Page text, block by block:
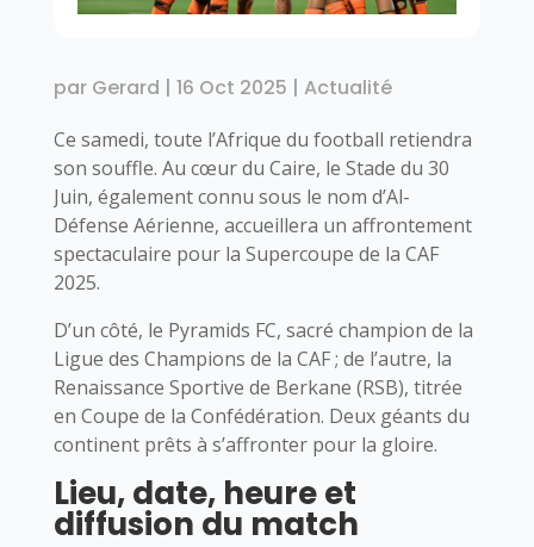
par Gerard | 16 Oct 2025 | Actualité
Ce samedi, toute l’Afrique du football retiendra
son souffle. Au cœur du Caire, le Stade du 30
Juin, également connu sous le nom d’Al-
Défense Aérienne, accueillera un affrontement
spectaculaire pour la Supercoupe de la CAF
2025.
D’un côté, le Pyramids FC, sacré champion de la
Ligue des Champions de la CAF ; de l’autre, la
Renaissance Sportive de Berkane (RSB), titrée
en Coupe de la Confédération. Deux géants du
continent prêts à s’affronter pour la gloire.
Lieu, date, heure et
diffusion du match